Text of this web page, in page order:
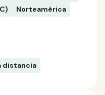
Norteamérica
distancia